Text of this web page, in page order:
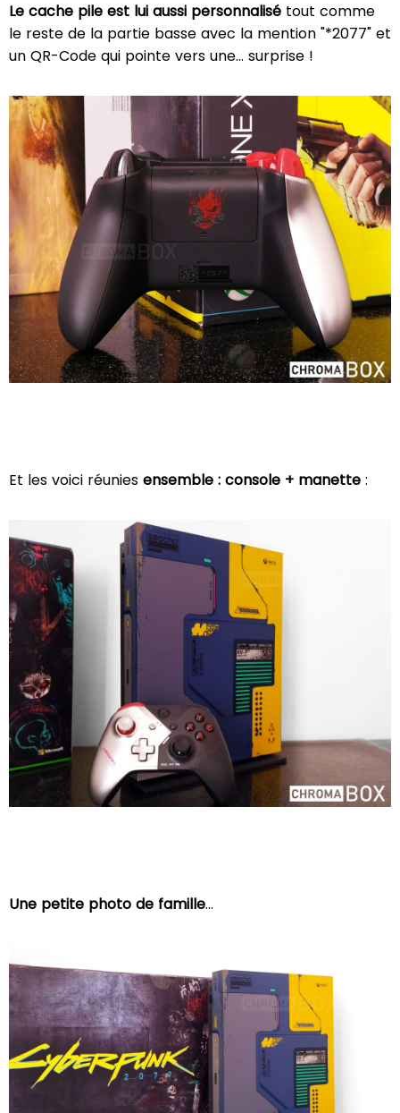
Le cache pile est lui aussi personnalisé tout comme
le reste de la partie basse avec la mention "*2077" et
un QR-Code qui pointe vers une... surprise !
Et les voici réunies ensemble : console + manette :
Une petite photo de famille...